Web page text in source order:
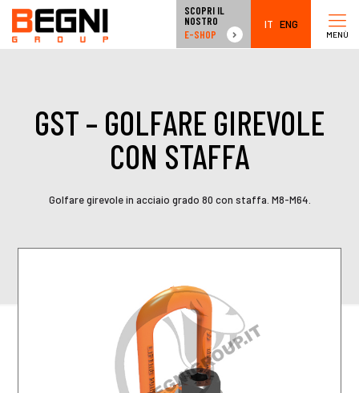
MENÙ
SCOPRI IL
NOSTRO
E-SHOP
IT ENG
GST – GOLFARE GIREVOLE
CON STAFFA
Golfare girevole in acciaio grado 80 con staffa. M8-M64.